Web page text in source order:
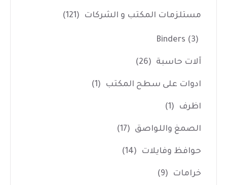
مستلزمات المكتب و الشركات (121)
Binders (3)
آلات حاسبة (26)
ادوات على سطح المكتب (1)
اظرف (1)
الصمغ واللواصق (17)
حوافظ وفايلات (14)
خرامات (9)